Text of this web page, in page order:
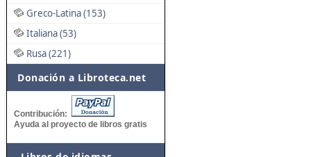
Greco-Latina (153)
Italiana (53)
Rusa (221)
Donación a Libroteca.net
Contribución:
Ayuda al proyecto de libros gratis